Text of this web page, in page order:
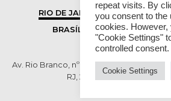
RIO DE JANEIRO
BRASÍLIA
Av. Rio Branco, nº 01, 14º andar - Ed. RB1-
RJ, 20090-003 TEL (55 21)
repeat visits. By
you consent to the
cookies.
"Cookie Settings"
controlled consent.
Cookie Settings